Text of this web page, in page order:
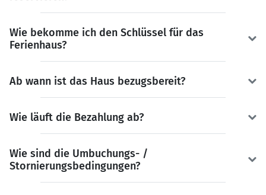
Wie bekomme ich den Schlüssel für das
Ferienhaus?
Ab wann ist das Haus bezugsbereit?
Wie läuft die Bezahlung ab?
Wie sind die Umbuchungs- /
Stornierungsbedingungen?